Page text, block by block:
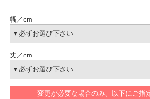
幅／cm
丈／cm
変更が必要な場合のみ、以下にご指